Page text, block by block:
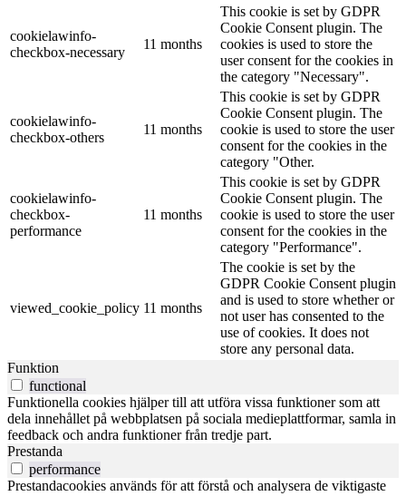
cookielawinfo-
checkbox-necessary
11 months
This cookie is set by GDPR
Cookie Consent plugin. The
cookies is used to store the
user consent for the cookies in
the category "Necessary".
cookielawinfo-
checkbox-others
11 months
This cookie is set by GDPR
Cookie Consent plugin. The
cookie is used to store the user
consent for the cookies in the
category "Other.
cookielawinfo-
checkbox-
performance
11 months
This cookie is set by GDPR
Cookie Consent plugin. The
cookie is used to store the user
consent for the cookies in the
category "Performance".
viewed_cookie_policy 11 months
The cookie is set by the
GDPR Cookie Consent plugin
and is used to store whether or
not user has consented to the
use of cookies. It does not
store any personal data.
Funktion
functional
Funktionella cookies hjälper till att utföra vissa funktioner som att
dela innehållet på webbplatsen på sociala medieplattformar, samla in
feedback och andra funktioner från tredje part.
Prestanda
performance
Prestandacookies används för att förstå och analysera de viktigaste